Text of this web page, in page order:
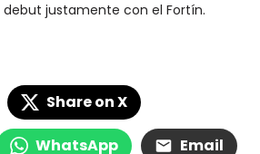
justamente con el Fortín.
Share on X
WhatsApp Email